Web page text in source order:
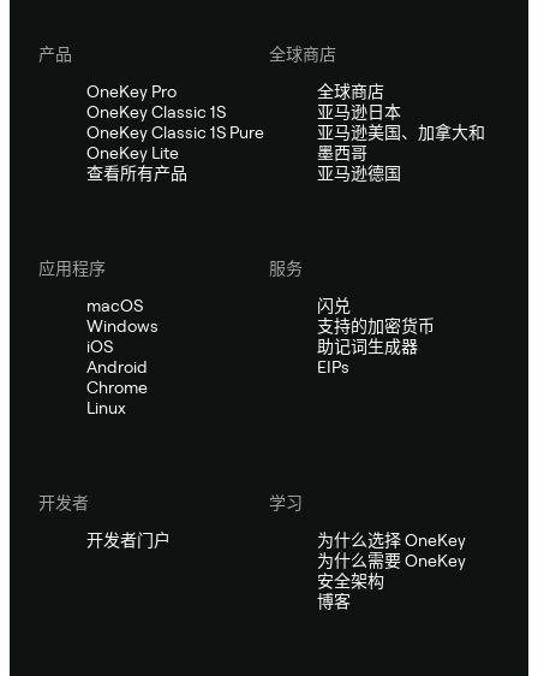
产品
OneKey Pro
OneKey Classic 1S
OneKey Classic 1S Pure
OneKey Lite
查看所有产品
全球商店
全球商店
亚马逊日本
亚马逊美国、加拿大和
墨西哥
亚马逊德国
应用程序
macOS
Windows
iOS
Android
Chrome
Linux
服务
闪兑
支持的加密货币
助记词生成器
EIPs
开发者
开发者门户
学习
为什么选择 OneKey
为什么需要 OneKey
安全架构
博客